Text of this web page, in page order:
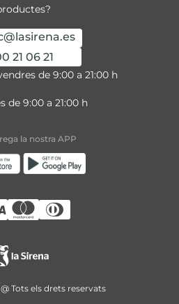
21 06 21
de 9:00 a 21:00 h
de 9:00 a 21:00 h
la nostra APP
Tots els drets reservats